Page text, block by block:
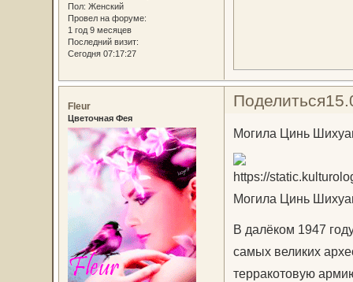
Пол: Женский
Провел на форуме:
1 год 9 месяцев
Последний визит:
Сегодня 07:17:27
Поделиться
Fleur
Цветочная Фея
Могила Цинь
Могила Цинь
В далёком 1947
самых великих
терракотовую